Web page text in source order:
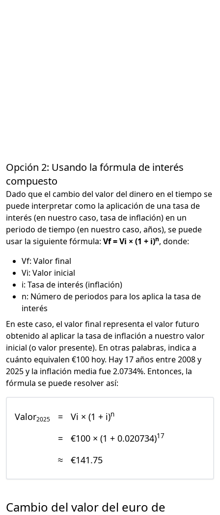
Opción 2: Usando la fórmula de interés
compuesto
Dado que el cambio del valor del dinero en el tiempo se
puede interpretar como la aplicación de una tasa de
interés (en nuestro caso, tasa de inflación) en un
periodo de tiempo (en nuestro caso, años), se puede
usar la siguiente fórmula: Vf = Vi × (1 + i)n, donde:
Vf: Valor final
Vi: Valor inicial
i: Tasa de interés (inflación)
n: Número de periodos para los aplica la tasa de
interés
En este caso, el valor final representa el valor futuro
obtenido al aplicar la tasa de inflación a nuestro valor
inicial (o valor presente). En otras palabras, indica a
cuánto equivalen €100 hoy. Hay 17 años entre 2008 y
2025 y la inflación media fue 2.0734%. Entonces, la
fórmula se puede resolver así:
Valor2025 = Vi × (1 + i)n
= €100 × (1 + 0.020734)17
≈ €141.75
Cambio del valor del euro de